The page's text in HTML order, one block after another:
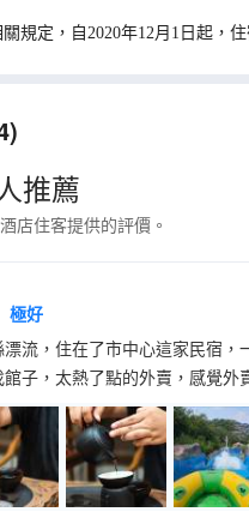
規定，自2020年12月1日起，
推薦
店住客提供的評價。
極好
漂流，住在了市中心這家民宿
館子，太熱了點的外賣，感覺外